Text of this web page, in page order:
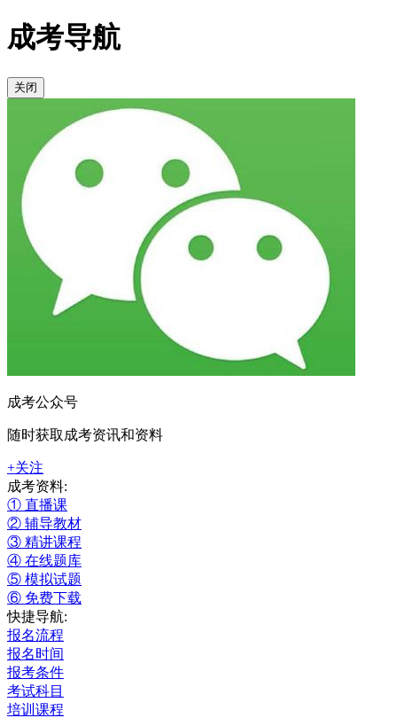
成考导航
关闭
成考公众号
随时获取成考资讯和资料
+关注
成考资料:
① 直播课
② 辅导教材
③ 精讲课程
④ 在线题库
⑤ 模拟试题
⑥ 免费下载
快捷导航:
报名流程
报名时间
报考条件
考试科目
培训课程